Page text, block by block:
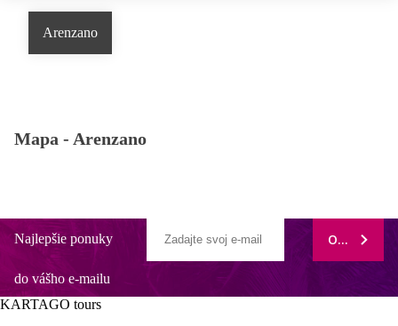
Arenzano
Mapa - Arenzano
Najlepšie ponuky
do vášho e-mailu
ODOBERAŤ
KARTAGO tours